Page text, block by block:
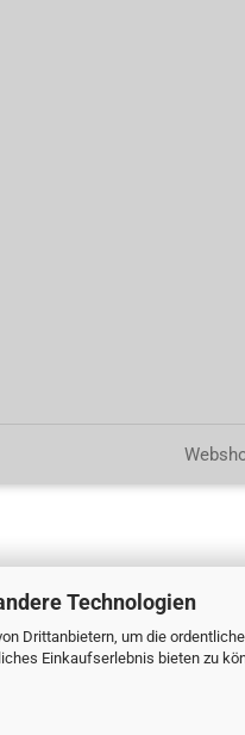
Technologien
Drittanbietern, um die
Einkaufserlebnis bieten zu